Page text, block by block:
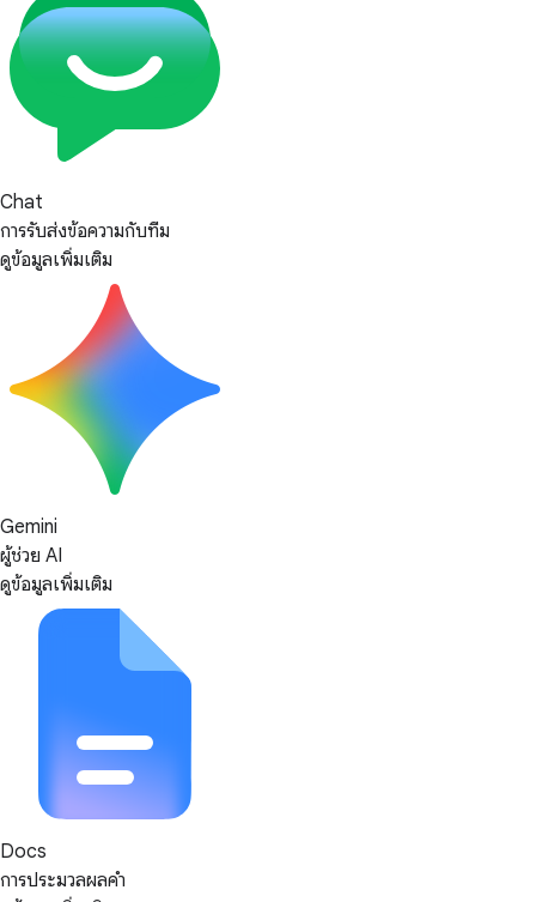
Chat
การรับส่งข้อความกับทีม
ดูข้อมูลเพิ่มเติม
Gemini
ผู้ช่วย AI
ดูข้อมูลเพิ่มเติม
Docs
การประมวลผลคำ